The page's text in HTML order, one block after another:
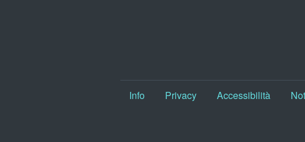
Info Privacy Accessibilità